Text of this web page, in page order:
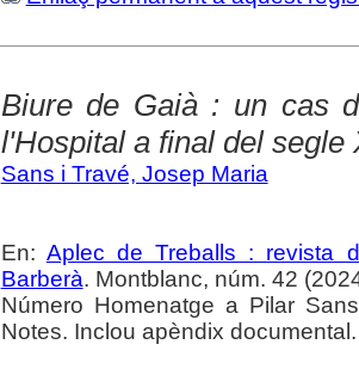
Biure de Gaià : un cas
l'Hospital a final del segle
Sans i Travé, Josep Maria
En: Aplec de Treballs : revista
Barberà. Montblanc, núm. 42
Número Homenatge a Pilar
Notes. Inclou apèndix documental.